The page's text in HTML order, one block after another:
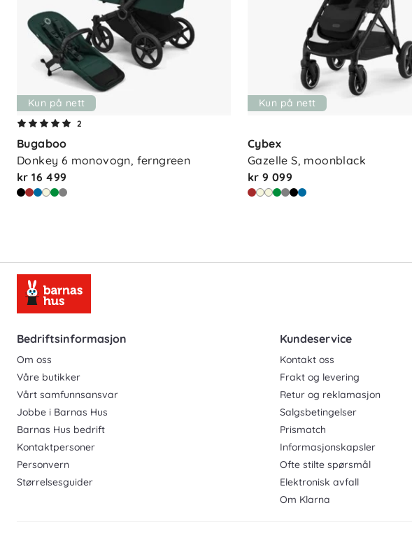
Kun på nett
2
Bugaboo
Donkey 6 monovogn, ferngreen
kr 16 499
Kun på nett
Cybex
Gazelle S, moonblack
kr 9 099
Bedriftsinformasjon
Om oss
Våre butikker
Vårt samfunnsansvar
Jobbe i Barnas Hus
Barnas Hus bedrift
Kontaktpersoner
Personvern
Størrelsesguider
Kundeservice
Kontakt oss
Frakt og levering
Retur og reklamasjon
Salgsbetingelser
Prismatch
Informasjonskapsler
Ofte stilte spørsmål
Elektronisk avfall
Om Klarna